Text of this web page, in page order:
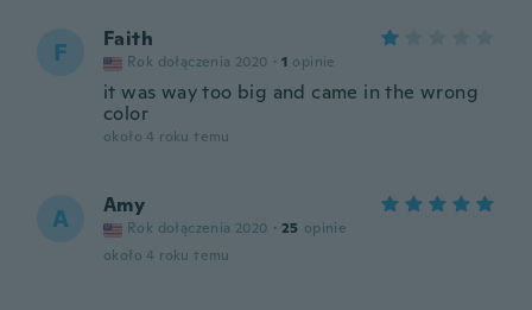
F Faith
Rok dołączenia 2020 · 1 opinie
it was way too big and came in the wrong
color
około 4 roku temu
A Amy
Rok dołączenia 2020 · 25 opinie
około 4 roku temu